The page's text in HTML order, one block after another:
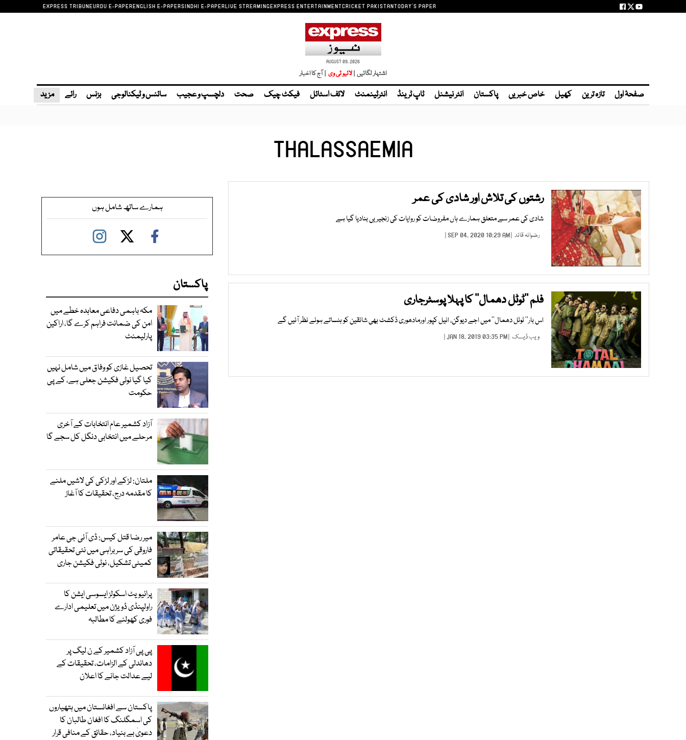
EXPRESS TRIBUNEURDU E-PAPERENGLISH E-PAPERSINDHI E-PAPERLIVE STREAMINGEXPRESS ENTERTAINMENTCRICKET PAKISTANTODAY'S PAPER
AUGUST 09, 2026
اشتہار لگائیں | | آج کا اخبار
صفحۂ اول تازہ ترین کھیل خاص خبریں پاکستان انٹر نیشنل ٹاپ ٹرینڈ انٹرٹینمنٹ لائف اسٹائل فیکٹ چیک صحت دلچسپ و عجیب سائنس و ٹیکنالوجی بزنس رائے مزید
THALASSAEMIA
رشتوں کی تلاش اور شادی کی عمر
شادی کی عمر سے متعلق ہمارے ہاں مفروضات کو روایات کی زنجیریں بنادیا گیا ہے
رضوانہ قائد | SEP 04, 2020 10:29 AM |
فلم ’’ٹوٹل دھمال‘‘ کا پہلا پوسٹرجاری
اس بار’’ ٹوٹل دھمال‘‘ میں اجے دیوگن، انیل کپور اورمادھوری ڈکشٹ بھی شائقین کو ہنساتے ہوئے نظر آئیں گے
ویب ڈیسک | JAN 18, 2019 03:35 PM |
ہمارے ساتھ شامل ہوں
پاکستان
مکہ باہمی دفاعی معاہدہ خطے میں
امن کی ضمانت فراہم کرے گا، اراکین
پارلیمنٹ
تحصیل غازی کو وفاق میں شامل نہیں
کیا گیا نوٹی فکیشن جعلی ہے، کے پی
حکومت
آزاد کشمیر عام انتخابات کے آخری
مرحلے میں انتخابی دنگل کل سجے گا
ملتان: لڑکے اور لڑکی کی لاشیں ملنے
کا مقدمہ درج، تحقیقات کا آغاز
میر رضا قتل کیس: ڈی آئی جی عامر
فاروقی کی سربراہی میں نئی تحقیقاتی
کمیٹی تشکیل، نوٹی فکیشن جاری
پرائیویٹ اسکولز ایسوسی ایشن کا
راولپنڈی ڈویژن میں تعلیمی ادارے
فوری کھولنے کا مطالبہ
پی پی آزاد کشمیر کے ن لیگ پر
دھاندلی کے الزامات، تحقیقات کے
لیے عدالت جانے کا اعلان
پاکستان سے افغانستان میں ہتھیاروں
کی اسمگلنگ کا افغان طالبان کا
دعویٰ بے بنیاد، حقائق کے منافی قرار